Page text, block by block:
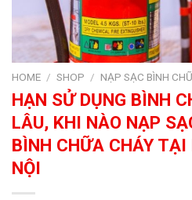
HOME / SHOP / NẠP SẠC BÌNH
HẠN SỬ DỤNG BÌNH
LÂU, KHI NÀO NẠP
BÌNH CHỮA CHÁY
NỘI